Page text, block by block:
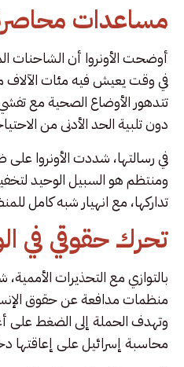
مساعدات
أوضحت الأونروا أن الشاحنات
في وقت يعيش فيه مئات الآلاف
تتدهور الأوضاع الصحية مع
دون تلبية الحد الأدنى من
في رسالتها، شددت الأونروا
ومنتظم هو السبيل الوحيد
تداركها، مع انهيار شبه كامل
تحرك حقوقي في
بالتوازي مع التحذيرات
منظمات مدافعة عن حقوق
وتهدف الحملة إلى الضغط على
محاسبة إسرائيل على إعاقتها